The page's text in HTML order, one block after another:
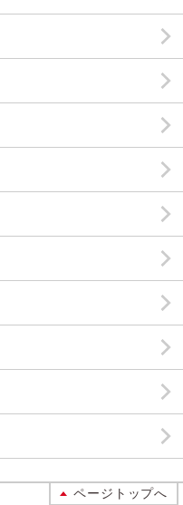
ページトップへ